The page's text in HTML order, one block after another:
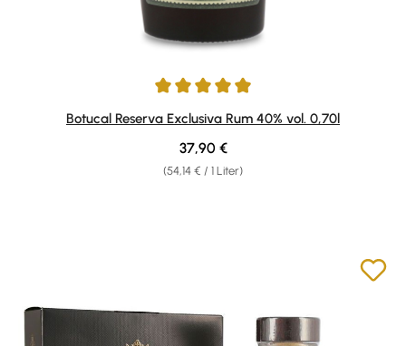
Durchschnittliche Bewertung von 4.91 von 5 Sternen
Botucal Reserva Exclusiva Rum 40% vol. 0,70l
(54,14 € / 1 Liter)
Regulärer Preis:
37,90 €